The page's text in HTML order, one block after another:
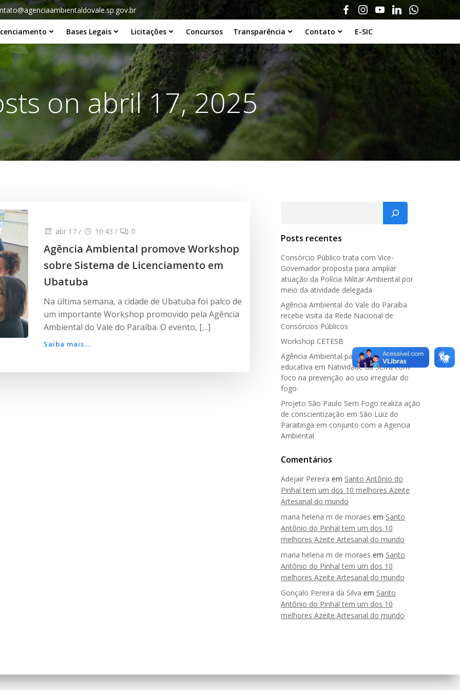
Bases Legais Licitações Concursos Transparência Contato E-SIC
on abril 17, 2025
abr 17 / 10:43 / 0
Agência Ambiental promove Workshop
sobre Sistema de Licenciamento em
Ubatuba
Na última semana, a cidade de Ubatuba foi palco de
um importante Workshop promovido pela Agência
Ambiental do Vale do Paraíba. O evento, […]
Saiba mais...
Posts recentes
Consórcio Público trata com Vice-
Governador proposta para ampliar
atuação da Polícia Militar Ambiental por
meio da atividade delegada
Agência Ambiental do Vale do Paraíba
recebe visita da Rede Nacional de
Consórcios Públicos
Workshop CETESB
Agência Ambiental participa de ação
educativa em Natividade da Serra com
foco na prevenção ao uso irregular do
fogo
Projeto São Paulo Sem Fogo realiza ação
de conscientização em São Luiz do
Paraitinga em conjunto com a Agencia
Ambiental
Comentários
Adejair Pereira em Santo Antônio do
Pinhal tem um dos 10 melhores Azeite
Artesanal do mundo
maria helena m de moraes em Santo
Antônio do Pinhal tem um dos 10
melhores Azeite Artesanal do mundo
maria helena m de moraes em Santo
Antônio do Pinhal tem um dos 10
melhores Azeite Artesanal do mundo
Gonçalo Pereira da Silva em Santo
Antônio do Pinhal tem um dos 10
melhores Azeite Artesanal do mundo